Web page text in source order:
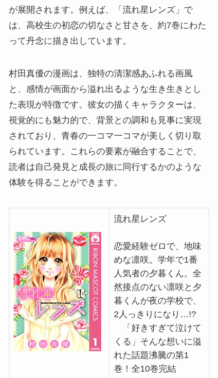
が展開されます。例えば、「流れ星レンズ」で
は、高校生の初恋の切なさと甘さを、約7巻にわた
って丹念に描き出しています。
村田真優の漫画は、独特の清潔感あふれる画風
と、感情が画面から溢れ出るような生き生きとし
た表現が特徴です。彼女の描くキャラクターは、
視覚的にも魅力的で、背景との調和も見事に実現
されており、青春の一コマ一コマが美しく切り取
られています。これらの要素が融合することで、
読者は自己発見と成長の旅に同行するかのような
体験を得ることができます。
流れ星レンズ
恋愛経験ゼロで、地味
めな凛咲。学年で1番
人気者の夕暮くん。全
然接点のない凛咲と夕
暮くんが夜の学校で、
2人っきりになり…!?
「好きすぎて泣けて
くる」そんな想いに溢
れた話題沸騰の第1
巻！全10巻完結